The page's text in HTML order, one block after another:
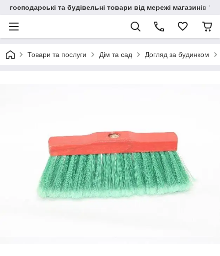
господарські та будівельні товари від мережі магазинів
Товари та послуги Дім та сад Догляд за будинком